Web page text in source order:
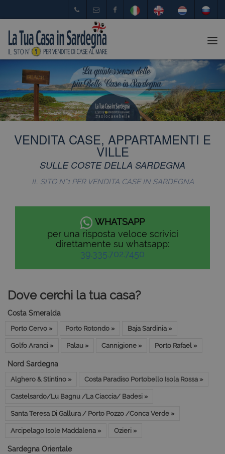
VENDITA CASE, APPARTAMENTI E
VILLE
SULLE COSTE DELLA SARDEGNA
IL SITO N°1 PER VENDITA CASE IN SARDEGNA
WHATSAPP
per una risposta veloce scrivici
direttamente su whatsapp:
39.335.702.7450
Dove cerchi la tua casa?
Costa Smeralda
Porto Cervo » Porto Rotondo » Baja Sardinia »
Golfo Aranci » Palau » Cannigione » Porto Rafael »
Nord Sardegna
Alghero & Stintino » Costa Paradiso Portobello Isola Rossa »
Castelsardo/Lu Bagnu /La Ciaccia/ Badesi »
Santa Teresa Di Gallura / Porto Pozzo /Conca Verde »
Arcipelago Isole Maddalena » Ozieri »
Sardegna Orientale